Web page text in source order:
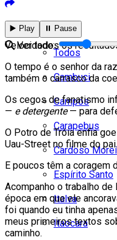
Cidades
Todos
Cambuci
Campos
Carapebus
Cardoso
Espírito Santo
Italva
Itaocara
Ver todos os
▶️ Play ⏸️ Pause
Velocidade:
O tempo é o senhor da
também o carrasco da
Os cegos de fanatismo
— e detergente— para
O Potro de Tróia enfia
Uau-Street no filme do pai.
E poucos têm a coragem
Acompanho o trabalho
época em que ele
foi quando eu tinha
meus primeiros textos
caminho.